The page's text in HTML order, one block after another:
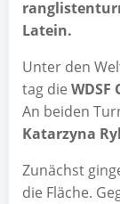
Latein.
Unter den
tag die
An bei­den
Katar­zy­na
Zunächst
die Flä­che.